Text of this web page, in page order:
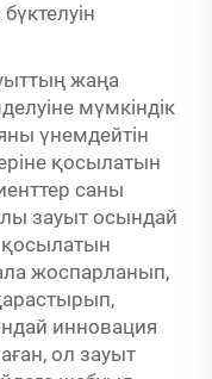
жаңа
мүмкіндік
үнемдейтін
қосылатын
саны
зауыт осындай
жоспарланып,
инновация
ол зауыт